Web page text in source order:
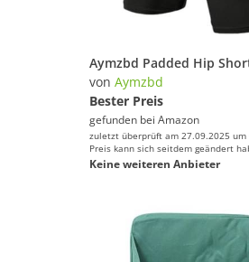
von Aymzbd
Bester Preis
gefunden bei Amazon
zuletzt überprüft am 27.09.2025 um
Preis kann sich seitdem geändert
Keine weiteren Anbieter